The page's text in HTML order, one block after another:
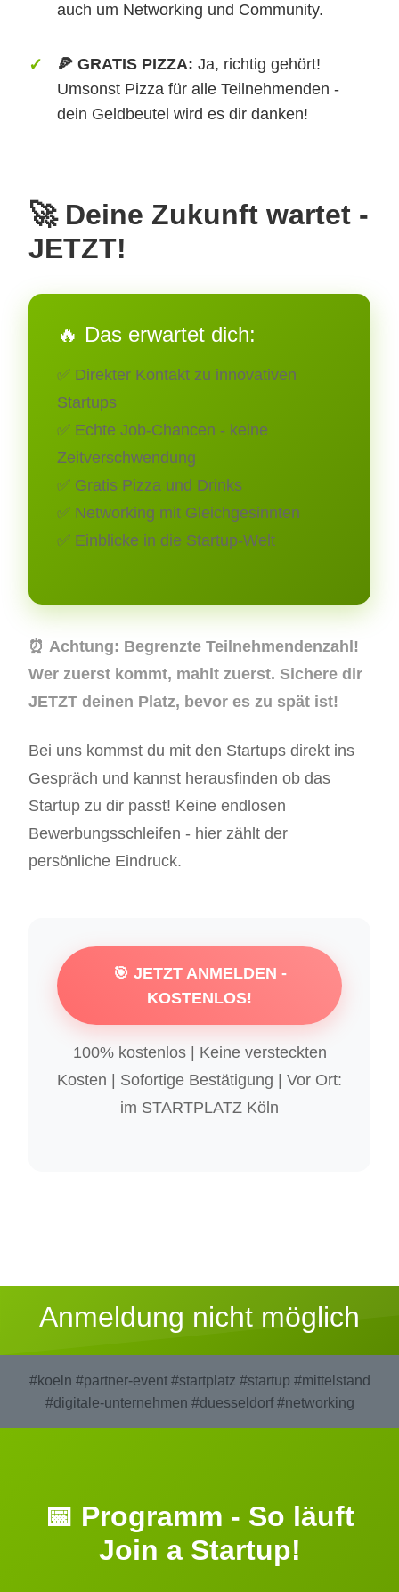
auch um Networking und Community.
🍕 GRATIS PIZZA: Ja, richtig gehört!
Umsonst Pizza für alle Teilnehmenden -
dein Geldbeutel wird es dir danken!
🚀 Deine Zukunft wartet -
JETZT!
🔥 Das erwartet dich:
✅ Direkter Kontakt zu innovativen
Startups
✅ Echte Job-Chancen - keine
Zeitverschwendung
✅ Gratis Pizza und Drinks
✅ Networking mit Gleichgesinnten
✅ Einblicke in die Startup-Welt
⏰ Achtung: Begrenzte Teilnehmendenzahl!
Wer zuerst kommt, mahlt zuerst. Sichere dir
JETZT deinen Platz, bevor es zu spät ist!
Bei uns kommst du mit den Startups direkt ins
Gespräch und kannst herausfinden ob das
Startup zu dir passt! Keine endlosen
Bewerbungsschleifen - hier zählt der
persönliche Eindruck.
🎯 JETZT ANMELDEN -
KOSTENLOS!
100% kostenlos | Keine versteckten
Kosten | Sofortige Bestätigung | Vor Ort:
im STARTPLATZ Köln
Anmeldung nicht möglich
#koeln #partner-event #startplatz #startup #mittelstand
#digitale-unternehmen #duesseldorf #networking
📅 Programm - So läuft
Join a Startup!